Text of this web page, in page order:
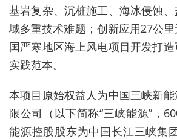
基岩复杂、沉桩施工、海冰侵蚀
域多重技术难题；创新应用27公
国严寒地区海上风电项目开发打
实践范本。
本项目原始权益人为中国三峡新
限公司（以下简称“三峡能源”，
能源控股股东为中国长江三峡集